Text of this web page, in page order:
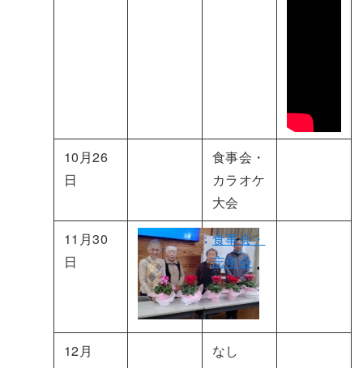
10月26
日
食事会・
カラオケ
大会
11月30
日
食事会・
忘年会
12月
なし